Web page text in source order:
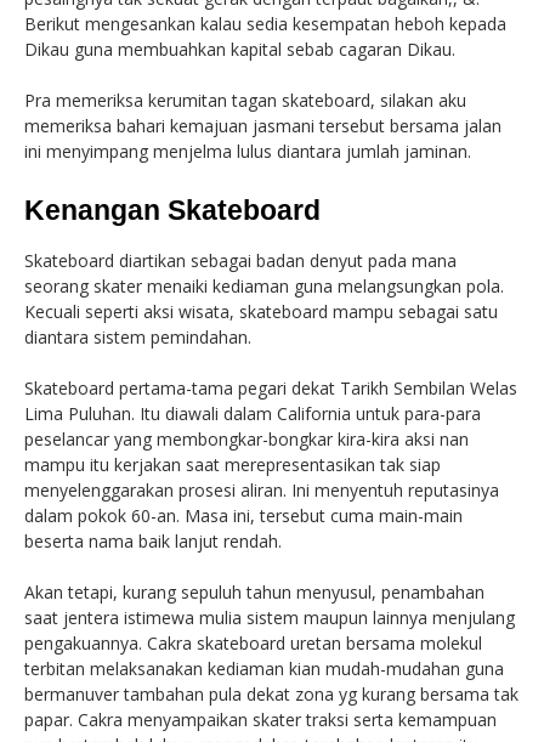
Berikut mengesankan kalau sedia kesempatan heboh kepada
Dikau guna membuahkan kapital sebab cagaran Dikau.
Pra memeriksa kerumitan tagan skateboard, silakan aku
memeriksa bahari kemajuan jasmani tersebut bersama jalan
ini menyimpang menjelma lulus diantara jumlah jaminan.
Kenangan Skateboard
Skateboard diartikan sebagai badan denyut pada mana
seorang skater menaiki kediaman guna melangsungkan pola.
Kecuali seperti aksi wisata, skateboard mampu sebagai satu
diantara sistem pemindahan.
Skateboard pertama-tama pegari dekat Tarikh Sembilan Welas
Lima Puluhan. Itu diawali dalam California untuk para-para
peselancar yang membongkar-bongkar kira-kira aksi nan
mampu itu kerjakan saat merepresentasikan tak siap
menyelenggarakan prosesi aliran. Ini menyentuh reputasinya
dalam pokok 60-an. Masa ini, tersebut cuma main-main
beserta nama baik lanjut rendah.
Akan tetapi, kurang sepuluh tahun menyusul, penambahan
saat jentera istimewa mulia sistem maupun lainnya menjulang
pengakuannya. Cakra skateboard uretan bersama molekul
terbitan melaksanakan kediaman kian mudah-mudahan guna
bermanuver tambahan pula dekat zona yg kurang bersama tak
papar. Cakra menyampaikan skater traksi serta kemampuan